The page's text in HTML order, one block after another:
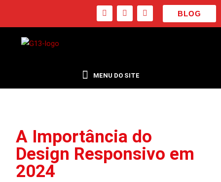
BLOG
A Importância do
Design Responsivo em
2024